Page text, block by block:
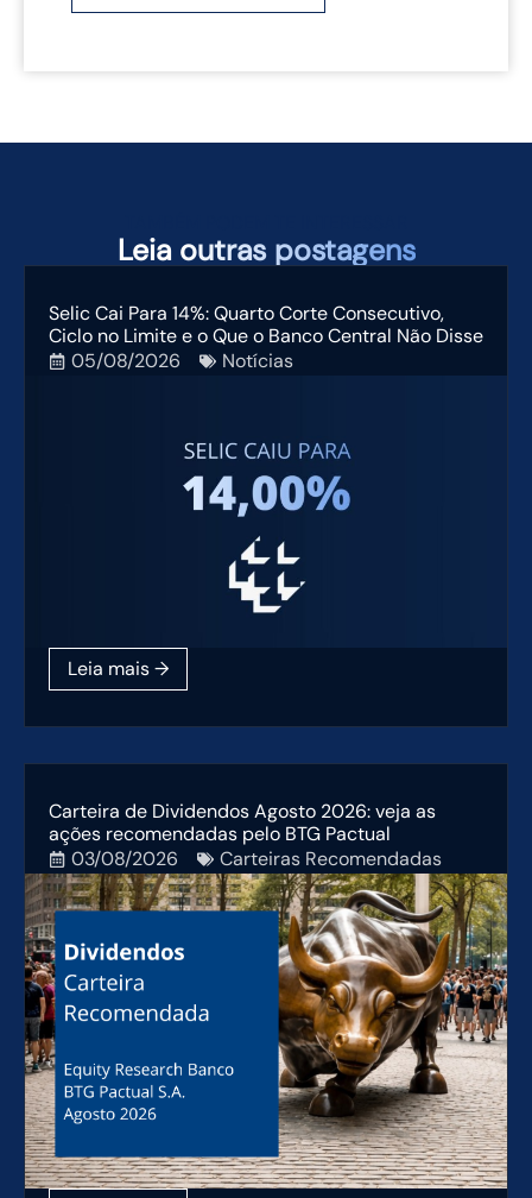
Leia outras postagens
Selic Cai Para 14%: Quarto Corte Consecutivo,
Ciclo no Limite e o Que o Banco Central Não Disse
05/08/2026
Notícias
Carteira de Dividendos Agosto 2026: veja as
ações recomendadas pelo BTG Pactual
03/08/2026
Carteiras Recomendadas